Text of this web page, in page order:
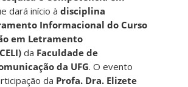
dará início àdisciplina
Informacional do Curso
em Letramento
da Faculdade de
da UFG. O evento
da Profa. Dra. Elizete